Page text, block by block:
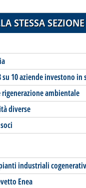
STESSA SEZIONE
su 10 aziende investono
ambientale
diverse
industriali
Enea